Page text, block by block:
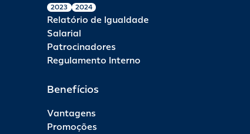
2023 2024
Relatório de Igualdade
Salarial
Patrocinadores
Regulamento Interno
Benefícios
Vantagens
Promoções